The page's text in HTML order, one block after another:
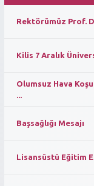
Rektörümüz Prof.
Kilis 7 Aralık
Olumsuz Hava
Başsağlığı Mesajı
Lisansüstü Eğitim